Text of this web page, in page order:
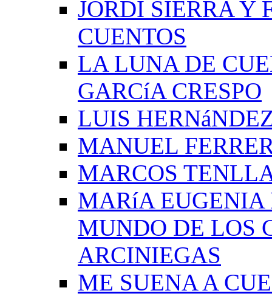
JORDI SIERRA Y
CUENTOS
LA LUNA DE
GARCíA CRESPO
LUIS
MANUEL
MARCOS
MARíA EUGENIA
MUNDO DE LOS
ARCINIEGAS
ME SUENA A